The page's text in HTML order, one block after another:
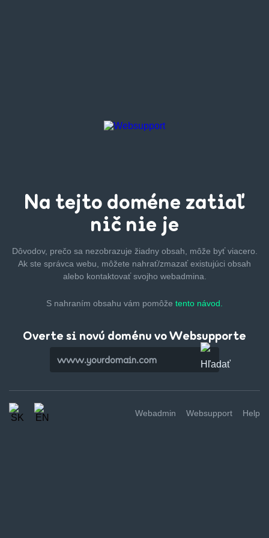
Na tejto doméne zatiaľ
nič nie je
Dôvodov, prečo sa nezobrazuje žiadny obsah, môže byťviacero.
Ak ste správca webu, môžete nahrať/zmazaťexistujúci obsah
alebo kontaktovať svojho webadmina.
S nahraním obsahu vám pomôže tento návod.
Overte si novú doménu vo Websupporte
Webadmin Websupport Help